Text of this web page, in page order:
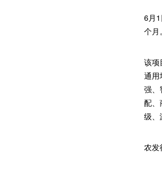
6月
个月。
该项
通用
强、
配、
级、
农发